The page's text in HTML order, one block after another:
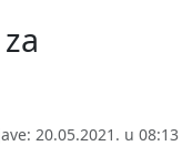
20.05.2021. u 08:13